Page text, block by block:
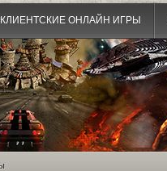
КЛИЕНТСКИЕ ОНЛАЙН ИГРЫ